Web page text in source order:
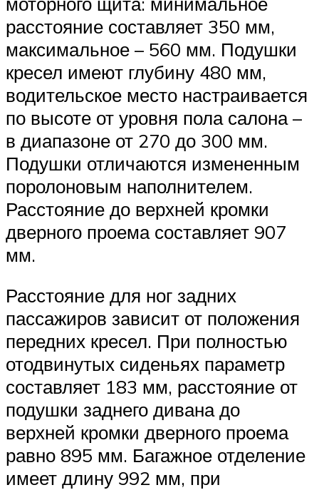
расстояние составляет 350 мм,
максимальное – 560 мм. Подушки
кресел имеют глубину 480 мм,
водительское место настраивается
по высоте от уровня пола салона –
в диапазоне от 270 до 300 мм.
Подушки отличаются измененным
поролоновым наполнителем.
Расстояние до верхней кромки
дверного проема составляет 907
мм.
Расстояние для ног задних
пассажиров зависит от положения
передних кресел. При полностью
отодвинутых сиденьях параметр
составляет 183 мм, расстояние от
подушки заднего дивана до
верхней кромки дверного проема
равно 895 мм. Багажное отделение
имеет длину 992 мм, при